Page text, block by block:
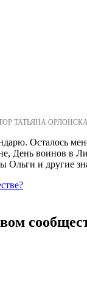
ТАТЬЯНА
Осталось
День воинов в
Ольги и другие